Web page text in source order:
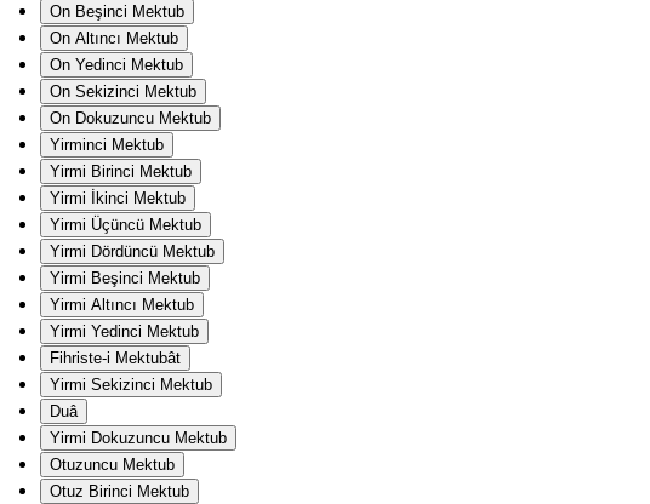
On Beşinci Mektub
On Altıncı Mektub
On Yedinci Mektub
On Sekizinci Mektub
On Dokuzuncu Mektub
Yirminci Mektub
Yirmi Birinci Mektub
Yirmi İkinci Mektub
Yirmi Üçüncü Mektub
Yirmi Dördüncü Mektub
Yirmi Beşinci Mektub
Yirmi Altıncı Mektub
Yirmi Yedinci Mektub
Fihriste-i Mektubât
Yirmi Sekizinci Mektub
Duâ
Yirmi Dokuzuncu Mektub
Otuzuncu Mektub
Otuz Birinci Mektub